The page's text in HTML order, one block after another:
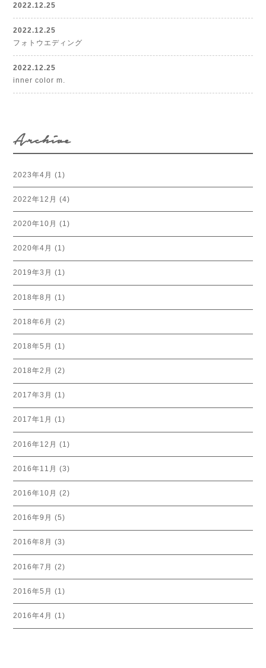
2022.12.25
2022.12.25
フォトウエディング
2022.12.25
inner color m.
Archive
2023年4月 (1)
2022年12月 (4)
2020年10月 (1)
2020年4月 (1)
2019年3月 (1)
2018年8月 (1)
2018年6月 (2)
2018年5月 (1)
2018年2月 (2)
2017年3月 (1)
2017年1月 (1)
2016年12月 (1)
2016年11月 (3)
2016年10月 (2)
2016年9月 (5)
2016年8月 (3)
2016年7月 (2)
2016年5月 (1)
2016年4月 (1)